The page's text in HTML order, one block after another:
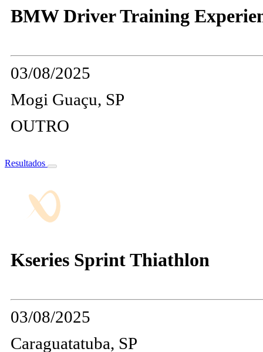
BMW Driver Training
03/08/2025
Mogi Guaçu, SP
OUTRO
Resultados
Kseries Sprint Thiathlon
03/08/2025
Caraguatatuba, SP